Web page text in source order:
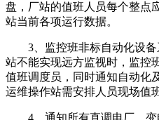
盘，厂站的值班人员每个整点
站当前各项运行数据。
3、监控班非标自动化设备
站不能实现远方监视时，监控
值班调度员，同时通知自动化
运维操作站需安排人员现场值班